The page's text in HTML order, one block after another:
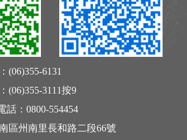
(06)355-6131
(06)355-3111按9
話： 0800-554454
區州南里長和路二段66號